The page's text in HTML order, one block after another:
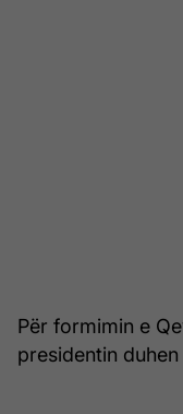
Për formimin e
presidentin